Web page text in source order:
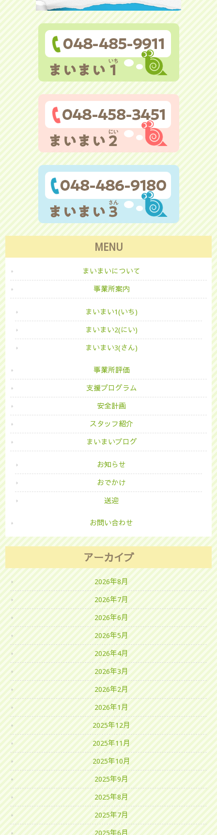
MENU
まいまいについて
事業所案内
まいまい1(いち)
まいまい2(にい)
まいまい3(さん)
事業所評価
支援プログラム
安全計画
スタッフ紹介
まいまいブログ
お知らせ
おでかけ
送迎
お問い合わせ
アーカイブ
2026年8月
2026年7月
2026年6月
2026年5月
2026年4月
2026年3月
2026年2月
2026年1月
2025年12月
2025年11月
2025年10月
2025年9月
2025年8月
2025年7月
2025年6月